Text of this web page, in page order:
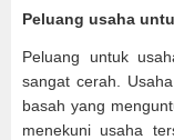
Peluang usaha
Peluang untuk
sangat cerah.
basah yang
menekuni usaha